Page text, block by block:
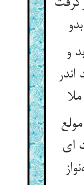
و
ای